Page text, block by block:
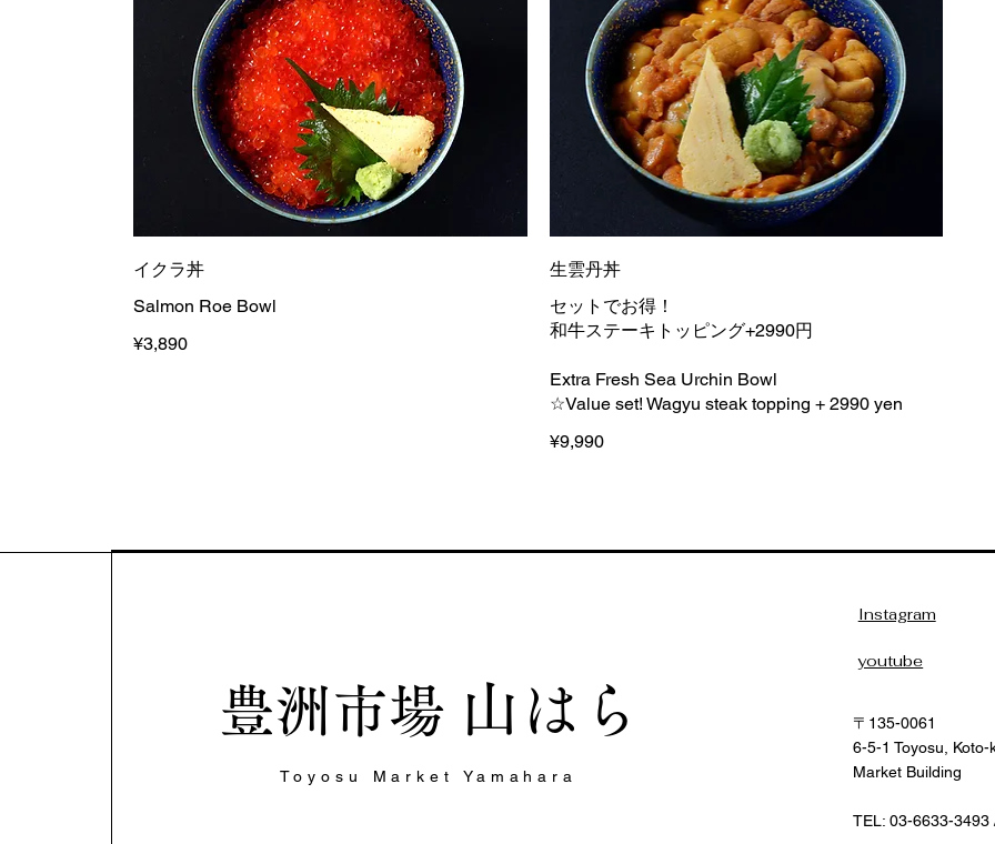
イクラ丼
Salmon Roe Bowl
¥3,890
生雲丹丼
セットでお得！
和牛ステーキトッピング+2990円
Extra Fresh Sea Urchin Bowl
☆Value set! Wagyu steak topping + 2990 yen
¥9,990
豊洲市場 山はら
Toyosu Market Yamahara
Instagram
youtube
〒135-0061
6-5-1 Toyosu,
Market Building
TEL: 03-6633-